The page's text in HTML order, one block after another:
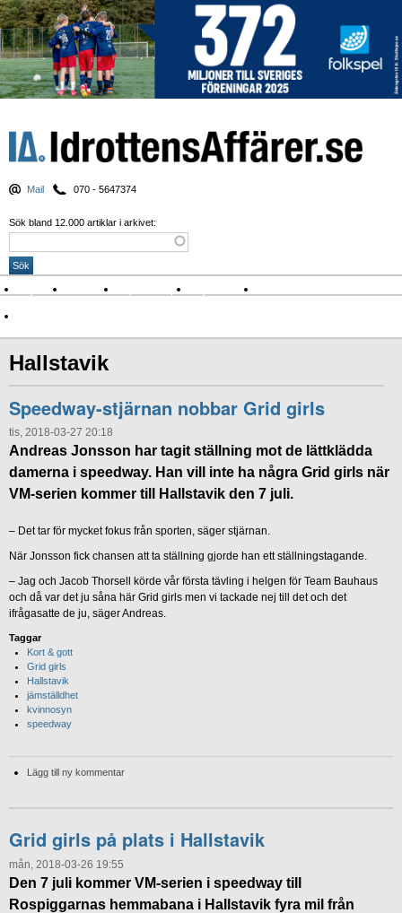
Mail 070 - 5647374
Sök bland 12.000 artiklar i arkivet:
Nyheter Krönikor Sport & spel Nyhetsbrev
Hallstavik
Speedway-stjärnan nobbar Grid girls
tis, 2018-03-27 20:18
Andreas Jonsson har tagit ställning mot de lättklädda
damerna i speedway. Han vill inte ha några Grid girls när
VM-serien kommer till Hallstavik den 7 juli.
– Det tar för mycket fokus från sporten, säger stjärnan.
När Jonsson fick chansen att ta ställning gjorde han ett ställningstagande.
– Jag och Jacob Thorsell körde vår första tävling i helgen för Team Bauhaus
och då var det ju såna här Grid girls men vi tackade nej till det och det
ifrågasatte de ju, säger Andreas.
Taggar
Kort & gott
Grid girls
Hallstavik
jämställdhet
kvinnosyn
speedway
Lägg till ny kommentar
Grid girls på plats i Hallstavik
mån, 2018-03-26 19:55
Den 7 juli kommer VM-serien i speedway till
Rospiggarnas hemmabana i Hallstavik fyra mil från